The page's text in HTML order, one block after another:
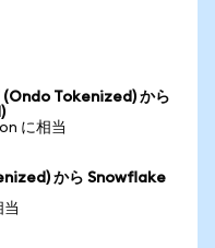
Tokenized) から
に相当
から Snowflake
当